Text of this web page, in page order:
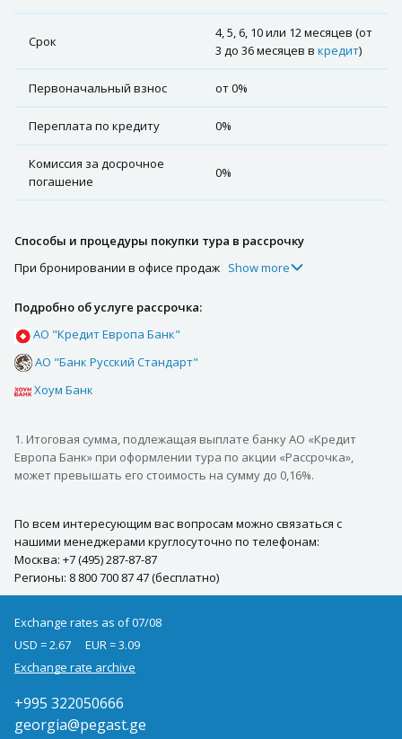
Срок
4, 5, 6, 10 или 12 месяцев (от
3 до 36 месяцев в кредит)
Первоначальный взнос от 0%
Переплата по кредиту 0%
Комиссия за досрочное
погашение
0%
Способы и процедуры покупки тура в рассрочку
При бронировании в офисе продаж Show more
Подробно об услуге рассрочка:
АО "Кредит Европа Банк"
АО "Банк Русский Стандарт"
Хоум Банк
1. Итоговая сумма, подлежащая выплате банку АО «Кредит
Европа Банк» при оформлении тура по акции «Рассрочка»,
может превышать его стоимость на сумму до 0,16%.
По всем интересующим вас вопросам можно связаться с
нашими менеджерами круглосуточно по телефонам:
Москва: +7 (495) 287-87-87
Регионы: 8 800 700 87 47 (бесплатно)
Exchange rates as of 07/08
USD = 2.67
EUR = 3.09
Exchange rate archive
+995 322050666
georgia@pegast.ge